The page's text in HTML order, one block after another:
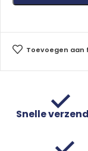
Toevoegen aan
Snelle